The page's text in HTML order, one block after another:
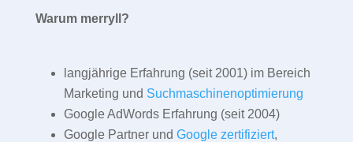
Warum merryll?
langjährige Erfahrung (seit 2001) im Bereich
Marketing und Suchmaschinenoptimierung
Google AdWords Erfahrung (seit 2004)
Google Partner und Google zertifiziert,